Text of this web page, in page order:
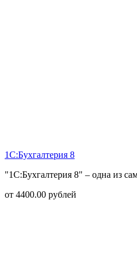
1С:Бухгалтерия 8
"1С:Бухгалтерия 8" – одна из
от 4400.00 рублей